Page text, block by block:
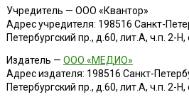
Учредитель — ООО «Квантор»
Адрес учредителя: 198516 Санкт-
Петербургский пр., д.60, лит.А, ч.п. 2-
Издатель — ООО «МЕДИО»
Адрес издателя: 198516 Санкт-
Петербургский пр., д.60, лит.А, ч.п. 2-